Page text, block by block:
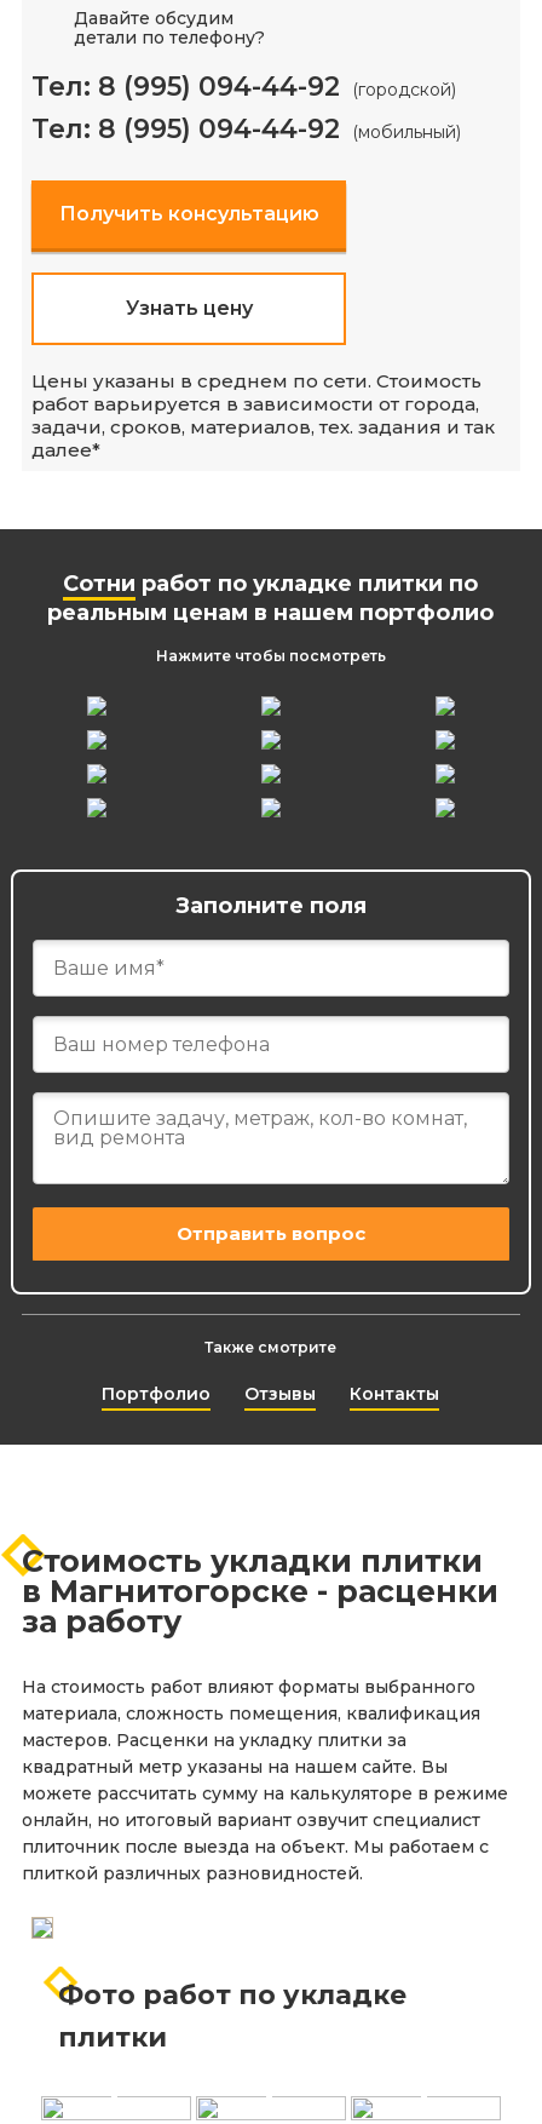
Давайте обсудим
детали по телефону?
Тел: 8 (995) 094-44-92 (городской)
Тел: 8 (995) 094-44-92 (мобильный)
Получить консультацию
Узнать цену
Цены указаны в среднем по сети. Стоимость
работ варьируется в зависимости от города,
задачи, сроков, материалов, тех. задания и так
далее*
Сотни работ по укладке плитки по
реальным ценам в нашем портфолио
Нажмите чтобы посмотреть
Заполните поля
Также смотрите
Портфолио Отзывы Контакты
Стоимость укладки плитки
в Магнитогорске - расценки
за работу
На стоимость работ влияют форматы выбранного
материала, сложность помещения, квалификация
мастеров. Расценки на укладку плитки за
квадратный метр указаны на нашем сайте. Вы
можете рассчитать сумму на калькуляторе в режиме
онлайн, но итоговый вариант озвучит специалист
плиточник после выезда на объект. Мы работаем с
плиткой различных разновидностей.
Фото работ по укладке
плитки
+ + +